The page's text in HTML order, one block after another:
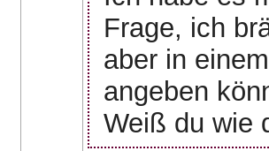
Frage, ich
aber in
angeben
Weiß du wie